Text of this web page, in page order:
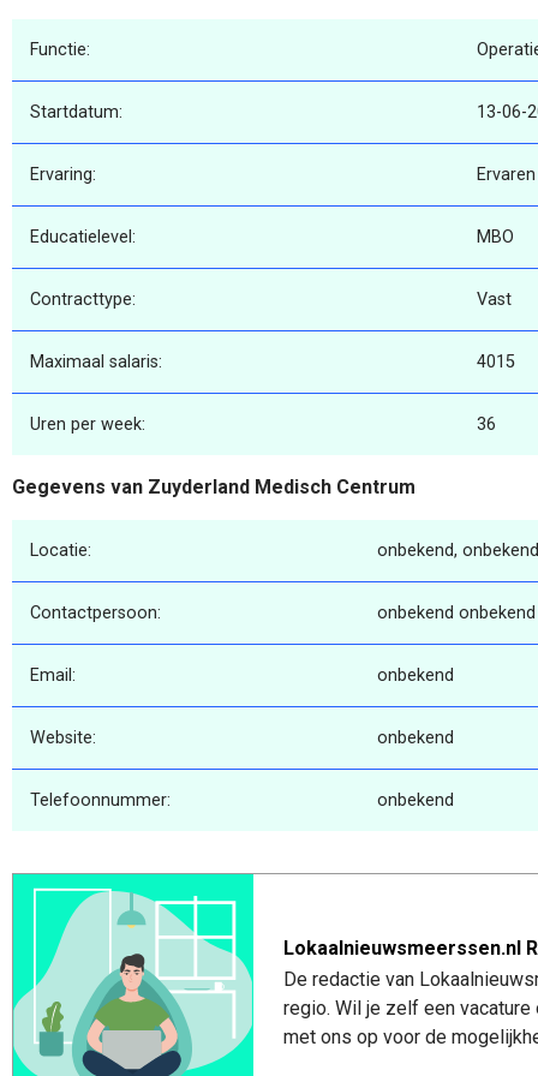
Functie:
Startdatum: 13-06-
Ervaring: Ervaren
Educatielevel: MBO
Contracttype: Vast
Maximaal salaris: 4015
Uren per week: 36
Gegevens van Zuyderland Medisch Centrum
Locatie: onbekend,
Contactpersoon: onbekend onbekend
Email: onbekend
Website: onbekend
Telefoonnummer: onbekend
Lokaalnieuwsmeerssen.nl
De redactie van
regio. Wil je zelf een
met ons op voor de